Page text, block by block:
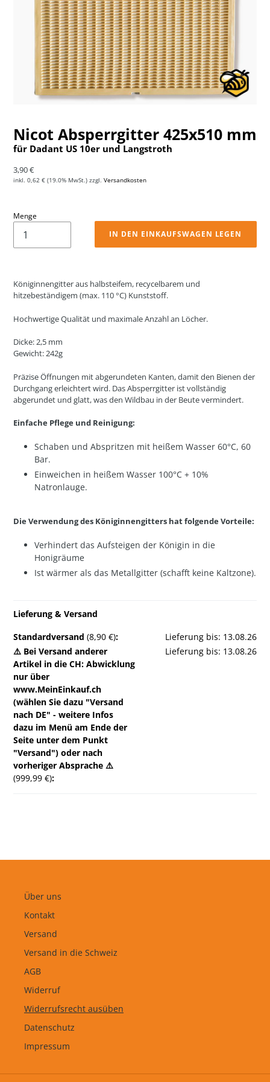
Nicot Absperrgitter 425x510 mm
für Dadant US 10er und Langstroth
Normaler Preis
3,90 €
inkl. 0,62 € (19.0% MwSt.) zzgl. Versandkosten
Menge
IN DEN EINKAUFSWAGEN LEGEN
Königinnengitter aus halbsteifem, recycelbarem und
hitzebeständigem (max. 110 °C) Kunststoff.
Hochwertige Qualität und maximale Anzahl an Löcher.
Dicke: 2,5 mm
Gewicht: 242g
Präzise Öffnungen mit abgerundeten Kanten, damit den Bienen der
Durchgang erleichtert wird. Das Absperrgitter ist vollständig
abgerundet und glatt, was den Wildbau in der Beute vermindert.
Einfache Pflege und Reinigung:
Schaben und Abspritzen mit heißem Wasser 60°C, 60
Bar.
Einweichen in heißem Wasser 100°C + 10%
Natronlauge.
Die Verwendung des Königinnengitters hat folgende Vorteile:
Verhindert das Aufsteigen der Königin in die
Honigräume
Ist wärmer als das Metallgitter (schafft keine Kaltzone).
Lieferung & Versand
Standardversand (8,90 €):
Lieferung bis: 13.08.26
⚠️ Bei Versand anderer
Artikel in die CH: Abwicklung
nur über
www.MeinEinkauf.ch
(wählen Sie dazu "Versand
nach DE" - weitere Infos
dazu im Menü am Ende der
Seite unter dem Punkt
"Versand") oder nach
vorheriger Absprache ⚠️
(999,99 €):
Lieferung bis: 13.08.26
Über uns
Kontakt
Versand
Versand in die Schweiz
AGB
Widerruf
Widerrufsrecht ausüben
Datenschutz
Impressum